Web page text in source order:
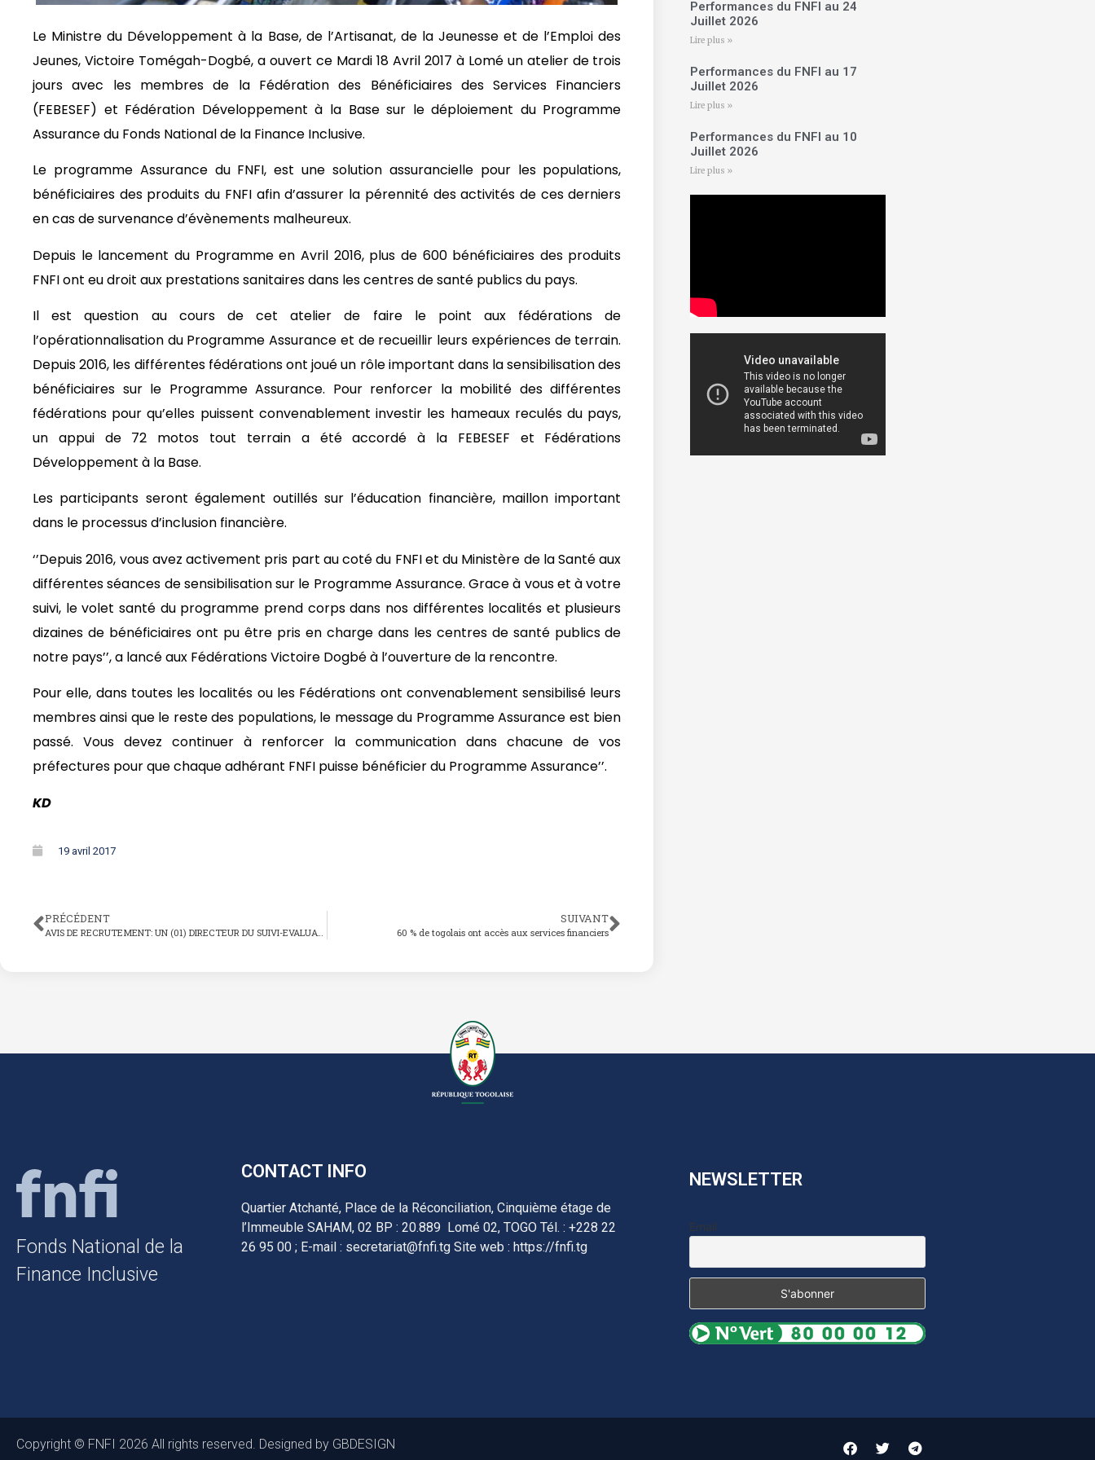
Le Ministre du Développement à la Base, de l’Artisanat, de la Jeunesse et de l’Emploi des
Jeunes, Victoire Tomégah-Dogbé, a ouvert ce Mardi 18 Avril 2017 à Lomé un atelier de trois
jours avec les membres de la Fédération des Bénéficiaires des Services Financiers
(FEBESEF) et Fédération Développement à la Base sur le déploiement du Programme
Assurance du Fonds National de la Finance Inclusive.
Le programme Assurance du FNFI, est une solution assurancielle pour les populations,
bénéficiaires des produits du FNFI afin d’assurer la pérennité des activités de ces derniers
en cas de survenance d’évènements malheureux.
Depuis le lancement du Programme en Avril 2016, plus de 600 bénéficiaires des produits
FNFI ont eu droit aux prestations sanitaires dans les centres de santé publics du pays.
Il est question au cours de cet atelier de faire le point aux fédérations de
l’opérationnalisation du Programme Assurance et de recueillir leurs expériences de terrain.
Depuis 2016, les différentes fédérations ont joué un rôle important dans la sensibilisation des
bénéficiaires sur le Programme Assurance. Pour renforcer la mobilité des différentes
fédérations pour qu’elles puissent convenablement investir les hameaux reculés du pays,
un appui de 72 motos tout terrain a été accordé à la FEBESEF et Fédérations
Développement à la Base.
Les participants seront également outillés sur l’éducation financière, maillon important
dans le processus d’inclusion financière.
‘’Depuis 2016, vous avez activement pris part au coté du FNFI et du Ministère de la Santé aux
différentes séances de sensibilisation sur le Programme Assurance. Grace à vous et à votre
suivi, le volet santé du programme prend corps dans nos différentes localités et plusieurs
dizaines de bénéficiaires ont pu être pris en charge dans les centres de santé publics de
notre pays’’, a lancé aux Fédérations Victoire Dogbé à l’ouverture de la rencontre.
Pour elle, dans toutes les localités ou les Fédérations ont convenablement sensibilisé leurs
membres ainsi que le reste des populations, le message du Programme Assurance est bien
passé. Vous devez continuer à renforcer la communication dans chacune de vos
préfectures pour que chaque adhérant FNFI puisse bénéficier du Programme Assurance’’.
KD
19 avril 2017
PRÉCÉDENT SUIVANT
60 % de togolais ont accès aux services financiers
Performances du FNFI au 24
Juillet 2026
Lire plus »
Performances du FNFI au 17
Juillet 2026
Lire plus »
Performances du FNFI au 10
Juillet 2026
Lire plus »
Fonds National de la
Finance Inclusive
CONTACT INFO
Quartier Atchanté, Place de la Réconciliation, Cinquième étage de
l’Immeuble SAHAM, 02 BP : 20.889 Lomé 02, TOGO Tél. : +228 22
26 95 00 ; E-mail : secretariat@fnfi.tg Site web : https://fnfi.tg
NEWSLETTER
Email
Copyright © FNFI 2026 All rights reserved. Designed by GBDESIGN